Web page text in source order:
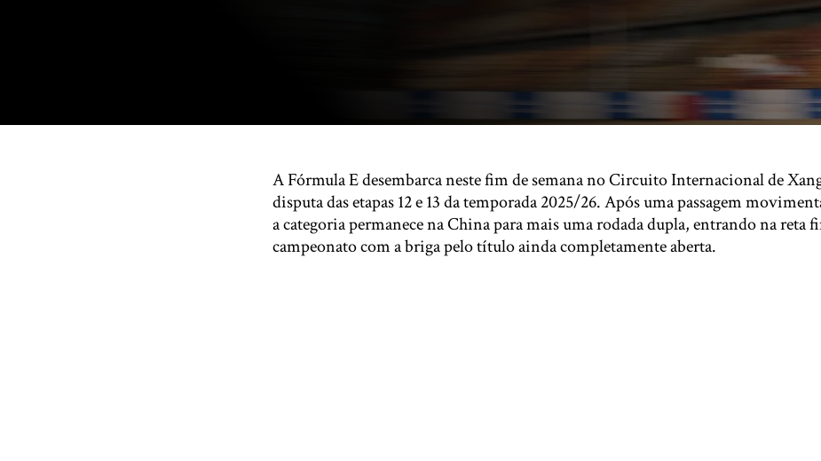
A Fórmula E desembarca neste fim de semana no Circuito Internacional de
disputa das etapas 12 e 13 da temporada 2025/26. Após uma passagem
a categoria permanece na China para mais uma rodada dupla, entrando na reta
campeonato com a briga pelo título ainda completamente aberta.